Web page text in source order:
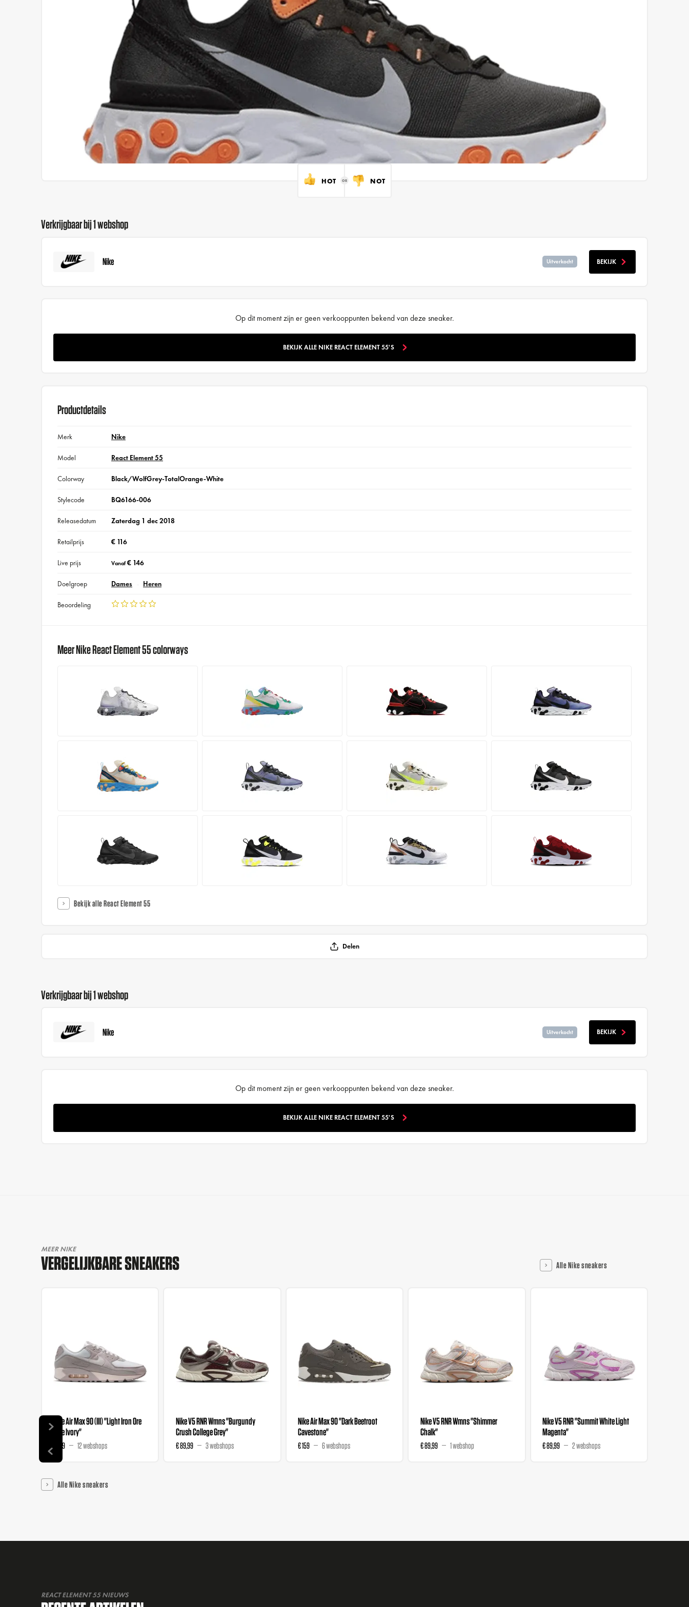
HOT NOT
Verkrijgbaar bij 1 webshop
Nike Uitverkocht BEKIJK
Op dit moment zijn er geen verkooppunten bekend van deze sneaker.
BEKIJK ALLE NIKE REACT ELEMENT 55'S
Productdetails
Merk Nike
Model React Element 55
Colorway Black/WolfGrey-TotalOrange-White
Stylecode BQ6166-006
Releasedatum Zaterdag 1 dec 2018
Retailprijs € 116
Live prijs Vanaf€ 146
Doelgroep Dames Heren
Beoordeling
Meer Nike React Element 55 colorways
Bekijk alle React Element 55
Delen
Verkrijgbaar bij 1 webshop
Nike Uitverkocht BEKIJK
Op dit moment zijn er geen verkooppunten bekend van deze sneaker.
BEKIJK ALLE NIKE REACT ELEMENT 55'S
MEER NIKE
VERGELIJKBARE SNEAKERS Alle Nike sneakers
Nike Air Max 90 (III) "Light Iron Ore
Pale Ivory"
€ 159 12 webshops
Nike V5 RNR Wmns "Burgundy
Crush College Grey"
€ 89,99 3 webshops
Nike Air Max 90 "Dark Beetroot
Cavestone"
€ 159 6 webshops
Nike V5 RNR Wmns "Shimmer
Chalk"
€ 89,99 1 webshop
Nike V5 RNR "Summit White Light
Magenta"
€ 89,99 2 webshops
Alle Nike sneakers
REACT ELEMENT 55 NIEUWS